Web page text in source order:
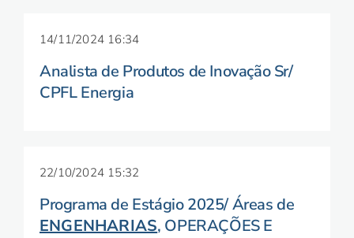
14/11/2024 16:34
Analista de Produtos de Inovação Sr/
CPFL Energia
22/10/2024 15:32
Programa de Estágio 2025/ Áreas de
ENGENHARIAS, OPERAÇÕES E